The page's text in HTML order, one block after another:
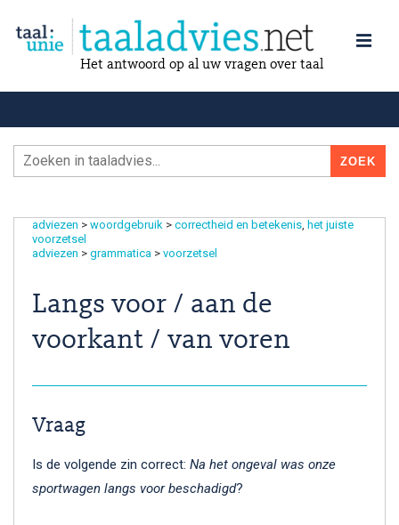
Het antwoord op al uw vragen over taal
adviezen > woordgebruik > correctheid en betekenis het juiste
voorzetsel
adviezen > grammatica > voorzetsel
Langs voor / aan de
voorkant / van voren
Vraag
Is de volgende zin correct: Na het ongeval was onze
sportwagen langs voor beschadigd?